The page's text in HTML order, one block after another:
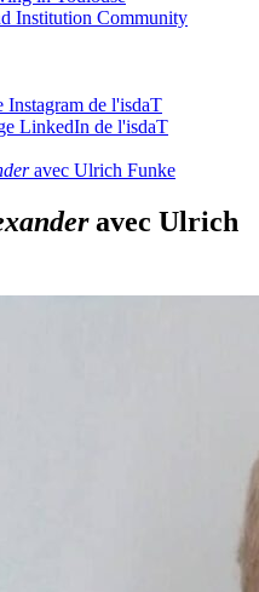
Institution Community
avec Ulrich Funke
avec Ulrich